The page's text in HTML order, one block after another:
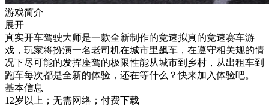
游戏简介
展开
真实开车驾驶大师是一款全新制作的竞速拟真的竞速赛车游
戏，玩家将扮演一名老司机在城市里飙车，在遵守相关规的情
况下尽可能的发挥座驾的极限性能从城市到乡村，从出租车到
跑车每次都是全新的体验，还在等什么？快来加入体验吧。
基本信息
12岁以上；无需网络；付费下载